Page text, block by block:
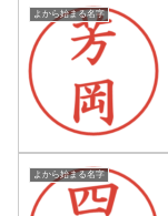
よから始まる名字
よから始まる名字